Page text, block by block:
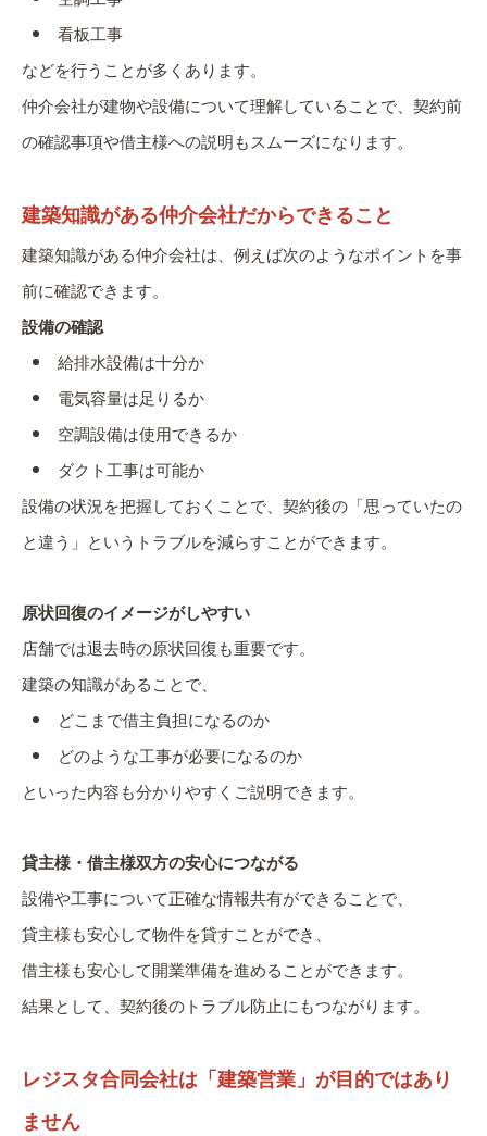
看板工事
などを行うことが多くあります。
仲介会社が建物や設備について理解していることで、契約前
の確認事項や借主様への説明もスムーズになります。
建築知識がある仲介会社だからできること
建築知識がある仲介会社は、例えば次のようなポイントを事
前に確認できます。
設備の確認
給排水設備は十分か
電気容量は足りるか
空調設備は使用できるか
ダクト工事は可能か
設備の状況を把握しておくことで、契約後の「思っていたの
と違う」というトラブルを減らすことができます。
原状回復のイメージがしやすい
店舗では退去時の原状回復も重要です。
建築の知識があることで、
どこまで借主負担になるのか
どのような工事が必要になるのか
といった内容も分かりやすくご説明できます。
貸主様・借主様双方の安心につながる
設備や工事について正確な情報共有ができることで、
貸主様も安心して物件を貸すことができ、
借主様も安心して開業準備を進めることができます。
結果として、契約後のトラブル防止にもつながります。
レジスタ合同会社は「建築営業」が目的ではあり
ません